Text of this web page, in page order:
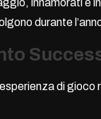
innamorati e
durante
di